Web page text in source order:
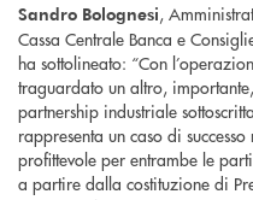
Sandro Bolognesi,
Cassa Centrale Banca e
ha sottolineato: “Con
traguardato un altro,
partnership industriale
rappresenta un caso di
profittevole per entrambe le
a partire dalla costituzione di